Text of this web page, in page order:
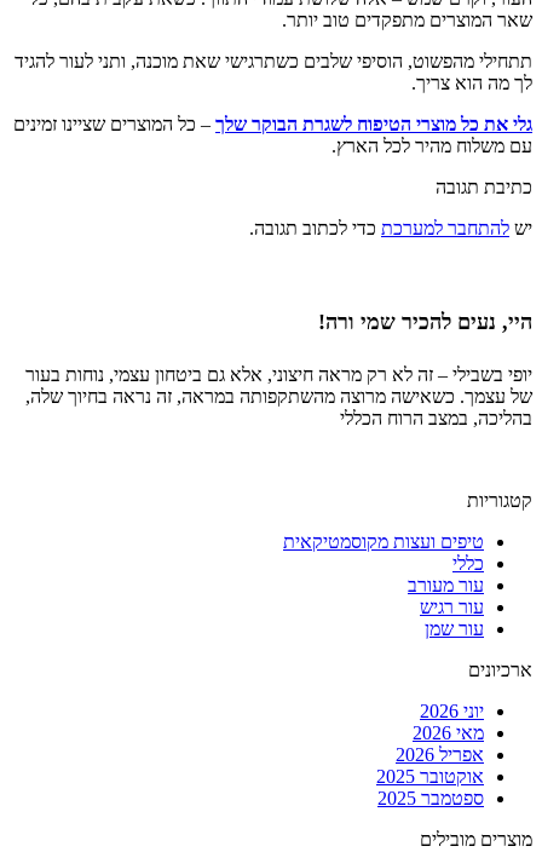
שאר המוצרים מתפקדים טוב יותר.
תתחילי מהפשוט, הוסיפי שלבים כשתרגישי שאת מוכנה, ותני לעור להגיד
לך מה הוא צריך.
גלי את כל מוצרי הטיפוח לשגרת הבוקר שלך – כל המוצרים שציינו זמינים
עם משלוח מהיר לכל הארץ.
כתיבת תגובה
יש להתחבר למערכת כדי לכתוב תגובה.
היי, נעים להכיר שמי ורה!
יופי בשבילי – זה לא רק מראה חיצוני, אלא גם ביטחון עצמי, נוחות בעור
של עצמך. כשאישה מרוצה מהשתקפותה במראה, זה נראה בחיוך שלה,
בהליכה, במצב הרוח הכללי
קטגוריות
טיפים ועצות מקוסמטיקאית
כללי
עור מעורב
עור רגיש
עור שמן
ארכיונים
יוני 2026
מאי 2026
אפריל 2026
אוקטובר 2025
ספטמבר 2025
מוצרים מובילים